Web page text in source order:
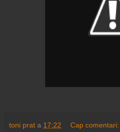
toni prat a 17:22 Cap comentari: